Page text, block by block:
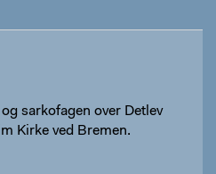
sarkofagen over Detlev
Kirke ved Bremen.